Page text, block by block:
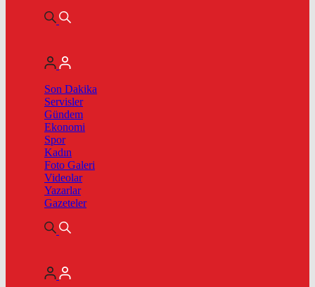
Son Dakika
Servisler
Gündem
Ekonomi
Spor
Kadın
Foto Galeri
Videolar
Yazarlar
Gazeteler